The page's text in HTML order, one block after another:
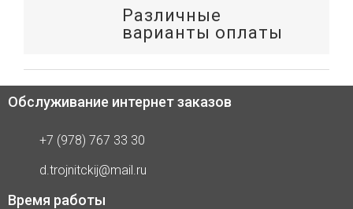
Различные
варианты оплаты
Обслуживание интернет заказов
+7 (978) 767 33 30
d.trojnitckij@mail.ru
Время работы